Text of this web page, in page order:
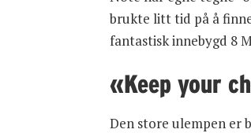
brukte litt tid på å
fantastisk innebygd 8
«Keep your
Den store ulempen er